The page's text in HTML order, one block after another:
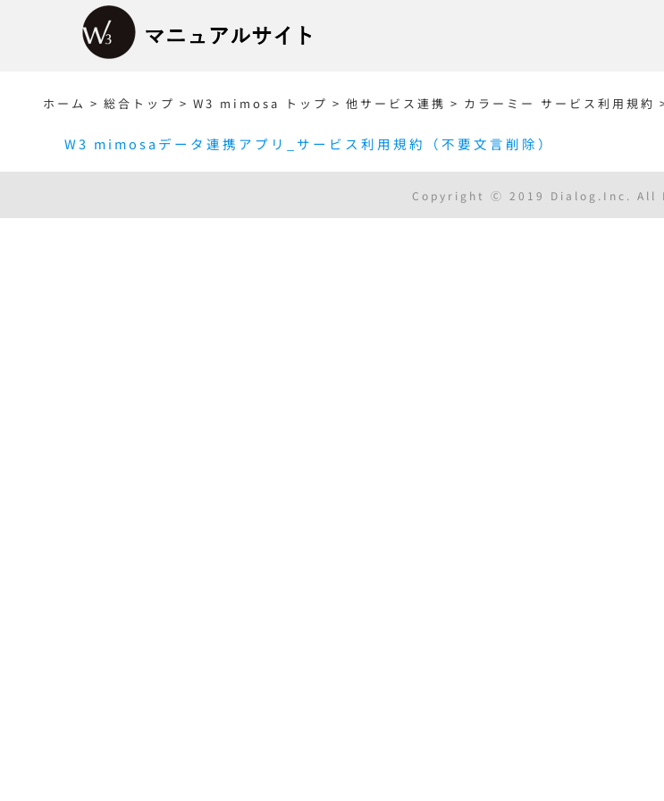
ホーム > 総合トップ > W3 mimosa トップ > 他サービス連携 > カラーミー サービス利用規約
W3 mimosaデータ連携アプリ_サービス利用規約（不要文言削除）
Copyright Ⓒ 2019 Dialog.Inc. All